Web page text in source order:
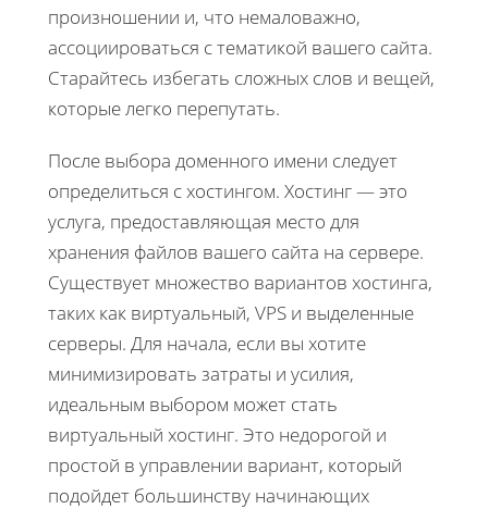
произношении и, что немаловажно,
ассоциироваться с тематикой вашего сайта.
Старайтесь избегать сложных слов и вещей,
которые легко перепутать.
После выбора доменного имени следует
определиться с хостингом. Хостинг — это
услуга, предоставляющая место для
хранения файлов вашего сайта на сервере.
Существует множество вариантов хостинга,
таких как виртуальный, VPS и выделенные
серверы. Для начала, если вы хотите
минимизировать затраты и усилия,
идеальным выбором может стать
виртуальный хостинг. Это недорогой и
простой в управлении вариант, который
подойдет большинству начинающих